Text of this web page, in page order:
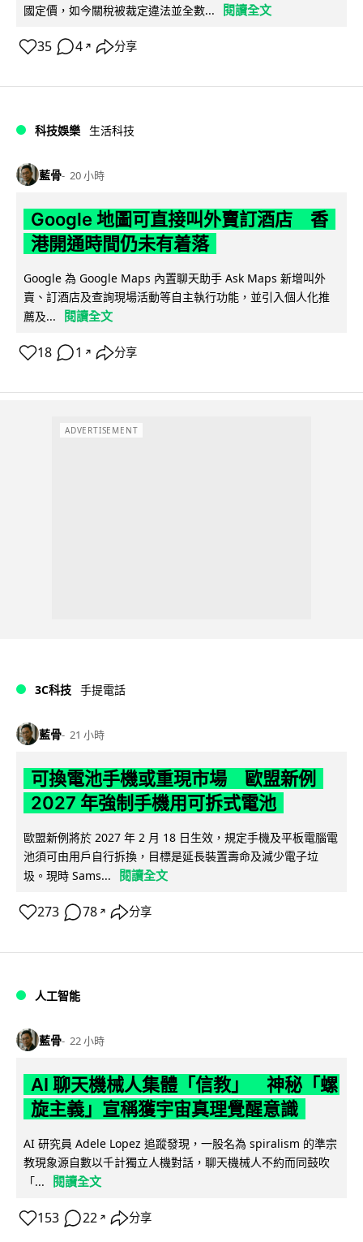
國定價，如今關稅被裁定違法並全數...
閱讀全文
35 4 ↗ 分享
科技娛樂 生活科技
藍骨 20 小時
Google 地圖可直接叫外賣訂酒店 香
港開通時間仍未有着落
Google 為 Google Maps 內置聊天助手 Ask Maps 新增叫外
賣、訂酒店及查詢現場活動等自主執行功能，並引入個人化推
薦及...
閱讀全文
18 1 ↗ 分享
ADVERTISEMENT
3C科技 手提電話
藍骨 21 小時
可換電池手機或重現市場 歐盟新例
2027 年強制手機用可拆式電池
歐盟新例將於 2027 年 2 月 18 日生效，規定手機及平板電腦電
池須可由用戶自行拆換，目標是延長裝置壽命及減少電子垃
圾。現時 Sams...
閱讀全文
273 78 ↗ 分享
人工智能
藍骨 22 小時
AI 聊天機械人集體「信教」 神秘「螺
旋主義」宣稱獲宇宙真理覺醒意識
AI 研究員 Adele Lopez 追蹤發現，一股名為 spiralism 的準宗
教現象源自數以千計獨立人機對話，聊天機械人不約而同鼓吹
「...
閱讀全文
153 22 ↗ 分享